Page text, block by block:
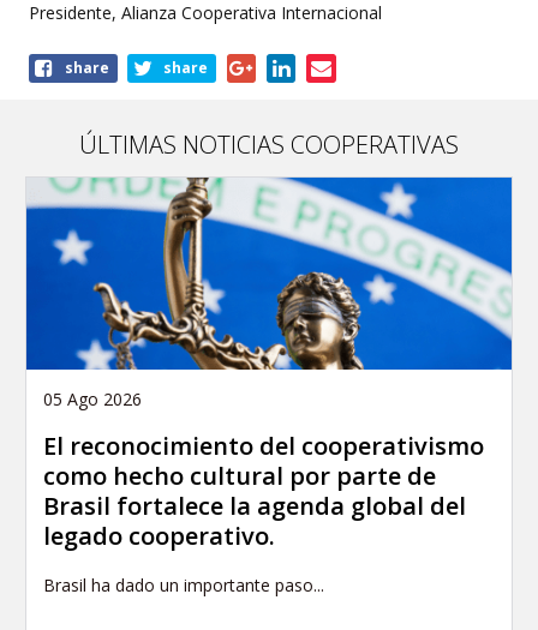
Presidente, Alianza Cooperativa Internacional
Shareshare share
ÚLTIMAS NOTICIAS COOPERATIVAS
05 Ago 2026
El reconocimiento del cooperativismo
como hecho cultural por parte de
Brasil fortalece la agenda global del
legado cooperativo.
Brasil ha dado un importante paso...